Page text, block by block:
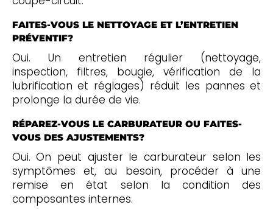
FAITES-VOUS LE NETTOYAGE ET L’ENTRETIEN
PRÉVENTIF?
Oui. Un entretien régulier (nettoyage,
inspection, filtres, bougie, vérification de la
lubrification et réglages) réduit les pannes et
prolonge la durée de vie.
RÉPAREZ-VOUS LE CARBURATEUR OU FAITES-
VOUS DES AJUSTEMENTS?
Oui. On peut ajuster le carburateur selon les
symptômes et, au besoin, procéder à une
remise en état selon la condition des
composantes internes.